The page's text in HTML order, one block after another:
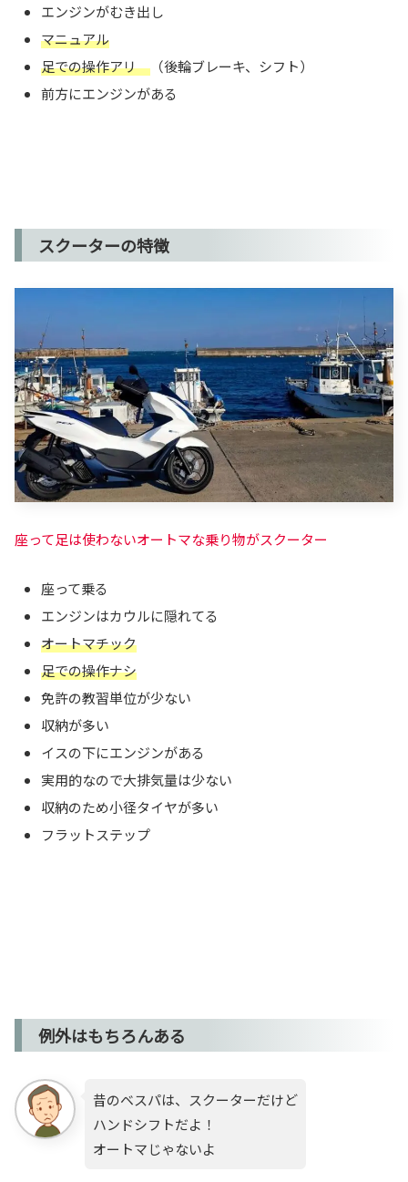
エンジンがむき出し
マニュアル
足での操作アリ （後輪ブレーキ、シフト）
前方にエンジンがある
スクーターの特徴
座って足は使わないオートマな乗り物がスクーター
座って乗る
エンジンはカウルに隠れてる
オートマチック
足での操作ナシ
免許の教習単位が少ない
収納が多い
イスの下にエンジンがある
実用的なので大排気量は少ない
収納のため小径タイヤが多い
フラットステップ
例外はもちろんある
昔のベスパは、スクーターだけど
ハンドシフトだよ！
オートマじゃないよ